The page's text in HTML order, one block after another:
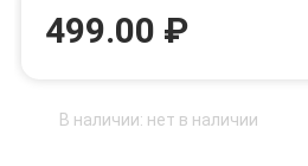
499.00 ₽
В наличии: нет в наличии